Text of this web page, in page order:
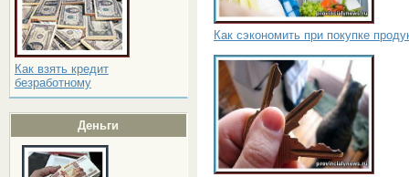
Как взять кредит
безработному
Деньги
Как сэкономить при покупке